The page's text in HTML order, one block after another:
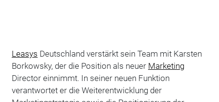
Leasys Deutschland verstärkt sein Team mit Karsten
Borkowsky, der die Position als neuer Marketing
Director einnimmt. In seiner neuen Funktion
verantwortet er die Weiterentwicklung der